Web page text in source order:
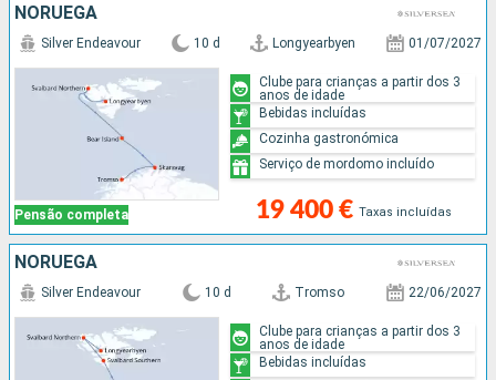
NORUEGA
Pensão completa
Silver Endeavour 10 d Longyearbyen 01/07/2027
19 400 € Taxas incluídas
Clube para crianças a partir dos 3
anos de idade
Bebidas incluídas
Cozinha gastronómica
Serviço de mordomo incluído
NORUEGA
Silver Endeavour 10 d Tromso 22/06/2027
Clube para crianças a partir dos 3
anos de idade
Bebidas incluídas